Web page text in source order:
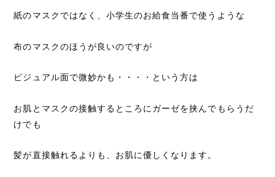
紙のマスクではなく、小学生のお給食当番で使うような
布のマスクのほうが良いのですが
ビジュアル面で微妙かも・・・・という方は
お肌とマスクの接触するところにガーゼを挟んでもらうだ
けでも
髪が直接触れるよりも、お肌に優しくなります。